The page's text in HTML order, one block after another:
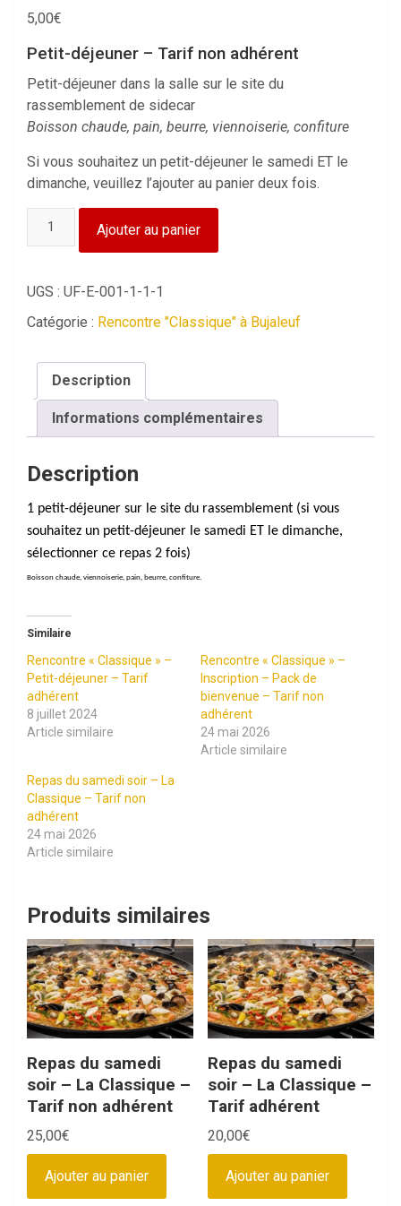
5,00€
Petit-déjeuner – Tarif non adhérent
Petit-déjeuner dans la salle sur le site du
rassemblement de sidecar
Boisson chaude, pain, beurre, viennoiserie, confiture
Si vous souhaitez un petit-déjeuner le samedi ET le
dimanche, veuillez l’ajouter au panier deux fois.
Petit-
Tarif
adhérent
Ajouter au panier
UGS : UF-E-001-1-1-1
Catégorie : Rencontre "Classique" à Bujaleuf
Description
Informations complémentaires
Description
1 petit-déjeuner sur le site du rassemblement (si vous
souhaitez un petit-déjeuner le samedi ET le dimanche,
sélectionner ce repas 2 fois)
Boisson chaude, viennoiserie, pain, beurre, confiture.
Similaire
Rencontre « Classique » –
Petit-déjeuner – Tarif
adhérent
8 juillet 2024
Article similaire
Rencontre « Classique » –
Inscription – Pack de
bienvenue – Tarif non
adhérent
24 mai 2026
Article similaire
Repas du samedi soir – La
Classique – Tarif non
adhérent
24 mai 2026
Article similaire
Produits similaires
Repas du samedi
soir – La Classique –
Tarif non adhérent
25,00€
Ajouter au panier
Repas du samedi
soir – La Classique –
Tarif adhérent
20,00€
Ajouter au panier